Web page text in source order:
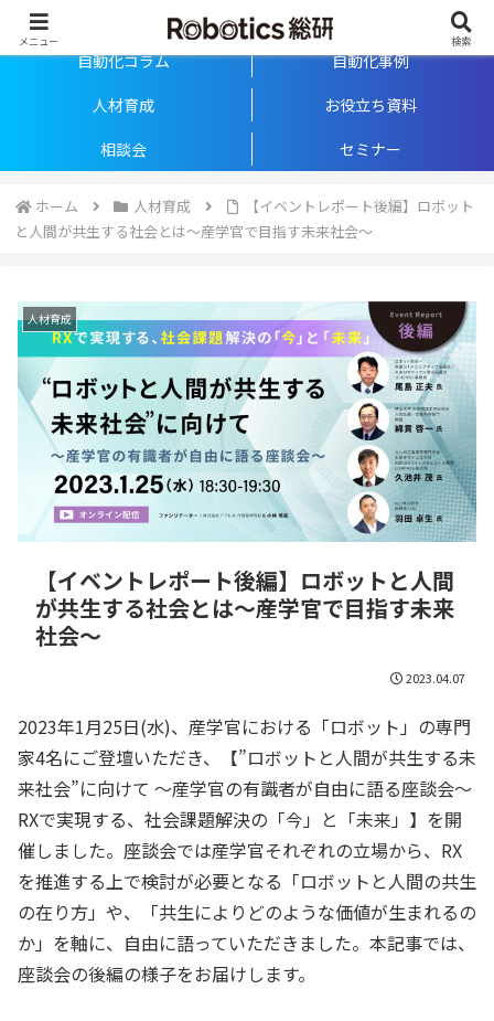
「人が真ん中」の自動化を支援するメディア
自動化コラム
自動化事例
人材育成
お役立ち資料
相談会
セミナー
ホーム 人材育成
【イベントレポート後編】ロボット
と人間が共生する社会とは～産学官で目指す未来社会～
人材育成
【イベントレポート後編】ロボットと人間
が共生する社会とは～産学官で目指す未来
社会～
2023.04.07
2023年1月25日(水)、産学官における「ロボット」の専門
家4名にご登壇いただき、【”ロボットと人間が共生する未
来社会”に向けて ～産学官の有識者が自由に語る座談会～
RXで実現する、社会課題解決の「今」と「未来」】を開
催しました。座談会では産学官それぞれの立場から、RX
を推進する上で検討が必要となる「ロボットと人間の共生
の在り方」や、「共生によりどのような価値が生まれるの
か」を軸に、自由に語っていただきました。本記事では、
座談会の後編の様子をお届けします。
メニュー 検索